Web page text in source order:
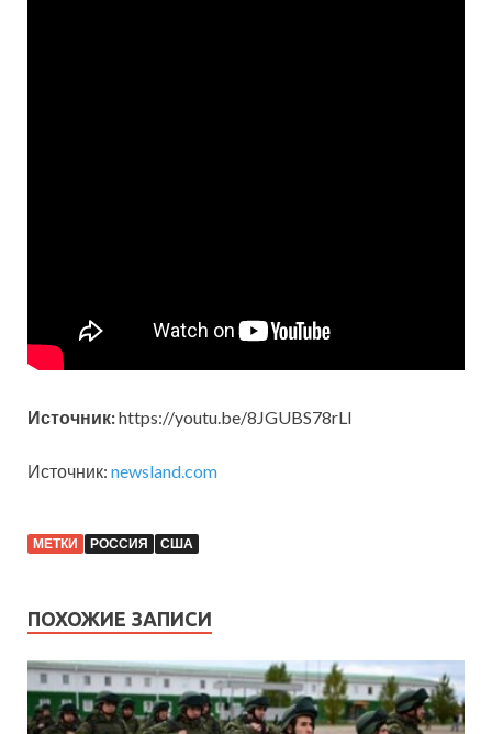
Источник:https://youtu.be/8JGUBS78rLI
Источник: newsland.com
МЕТКИ РОССИЯ США
ПОХОЖИЕ ЗАПИСИ